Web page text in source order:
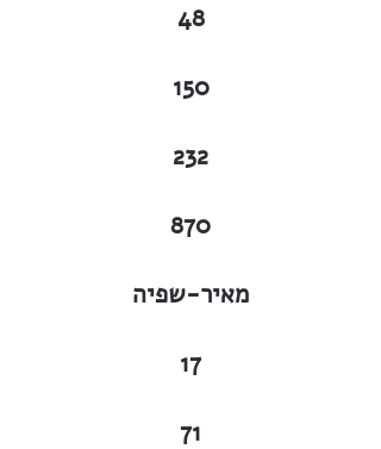
48
150
232
870
מאיר-שפיה
17
71